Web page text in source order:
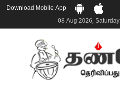
Download Mobile App
08 Aug 2026, Saturday